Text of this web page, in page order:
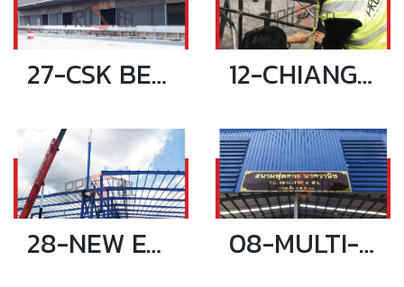
27-CSK BEVERAGE KHONKAEN WAREHOUSE 12-CHIANG RAI AOT TOWER
28-NEW ESL WAREHOUSE (CRANE 32 TON) 08-MULTI-PURPOSE BUILDING